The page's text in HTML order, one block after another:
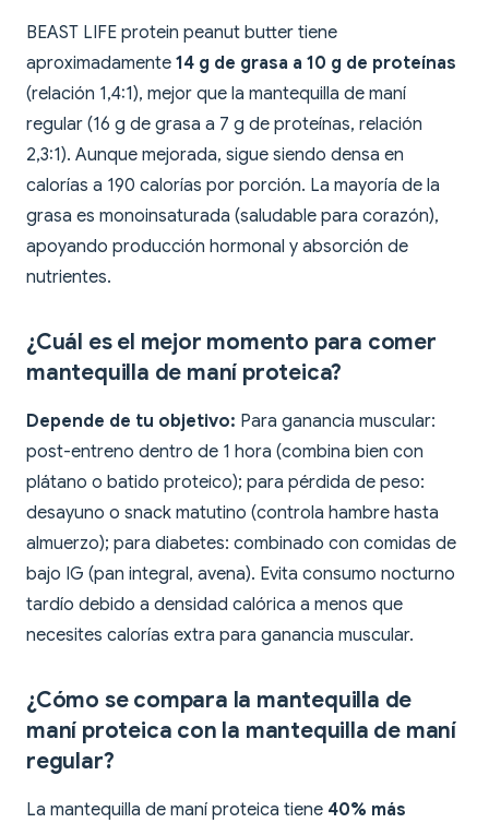
BEAST LIFE protein peanut butter tiene
aproximadamente 14 g de grasa a 10 g de proteínas
(relación 1,4:1), mejor que la mantequilla de maní
regular (16 g de grasa a 7 g de proteínas, relación
2,3:1). Aunque mejorada, sigue siendo densa en
calorías a 190 calorías por porción. La mayoría de la
grasa es monoinsaturada (saludable para corazón),
apoyando producción hormonal y absorción de
nutrientes.
¿Cuál es el mejor momento para comer
mantequilla de maní proteica?
Depende de tu objetivo: Para ganancia muscular:
post-entreno dentro de 1 hora (combina bien con
plátano o batido proteico); para pérdida de peso:
desayuno o snack matutino (controla hambre hasta
almuerzo); para diabetes: combinado con comidas de
bajo IG (pan integral, avena). Evita consumo nocturno
tardío debido a densidad calórica a menos que
necesites calorías extra para ganancia muscular.
¿Cómo se compara la mantequilla de
maní proteica con la mantequilla de maní
regular?
La mantequilla de maní proteica tiene 40% más